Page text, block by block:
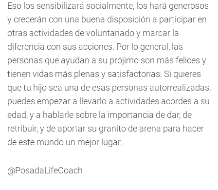
Eso los sensibilizará socialmente, los hará generosos
y crecerán con una buena disposición a participar en
otras actividades de voluntariado y marcar la
diferencia con sus acciones. Por lo general, las
personas que ayudan a su prójimo son más felices y
tienen vidas más plenas y satisfactorias. Si quieres
que tu hijo sea una de esas personas autorrealizadas,
puedes empezar a llevarlo a actividades acordes a su
edad, y a hablarle sobre la importancia de dar, de
retribuir, y de aportar su granito de arena para hacer
de este mundo un mejor lugar.
@PosadaLifeCoach